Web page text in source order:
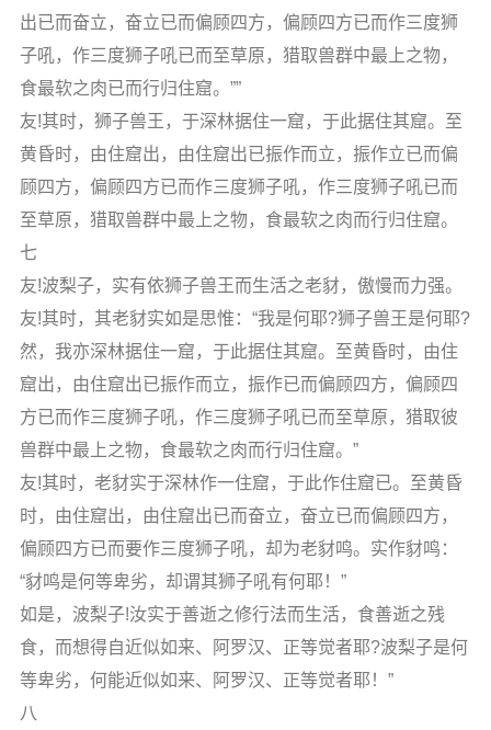
出已而奋立，奋立已而偏顾四方，偏顾四方已而作三度狮
子吼，作三度狮子吼已而至草原，猎取兽群中最上之物，
食最软之肉已而行归住窟。””
友!其时，狮子兽王，于深林据住一窟，于此据住其窟。至
黄昏时，由住窟出，由住窟出已振作而立，振作立已而偏
顾四方，偏顾四方已而作三度狮子吼，作三度狮子吼已而
至草原，猎取兽群中最上之物，食最软之肉而行归住窟。
七
友!波梨子，实有依狮子兽王而生活之老豺，傲慢而力强。
友!其时，其老豺实如是思惟：“我是何耶?狮子兽王是何耶?
然，我亦深林据住一窟，于此据住其窟。至黄昏时，由住
窟出，由住窟出已振作而立，振作已而偏顾四方，偏顾四
方已而作三度狮子吼，作三度狮子吼已而至草原，猎取彼
兽群中最上之物，食最软之肉而行归住窟。”
友!其时，老豺实于深林作一住窟，于此作住窟已。至黄昏
时，由住窟出，由住窟出已而奋立，奋立已而偏顾四方，
偏顾四方已而要作三度狮子吼，却为老豺鸣。实作豺鸣：
“豺鸣是何等卑劣，却谓其狮子吼有何耶！”
如是，波梨子!汝实于善逝之修行法而生活，食善逝之残
食，而想得自近似如来、阿罗汉、正等觉者耶?波梨子是何
等卑劣，何能近似如来、阿罗汉、正等觉者耶！”
八